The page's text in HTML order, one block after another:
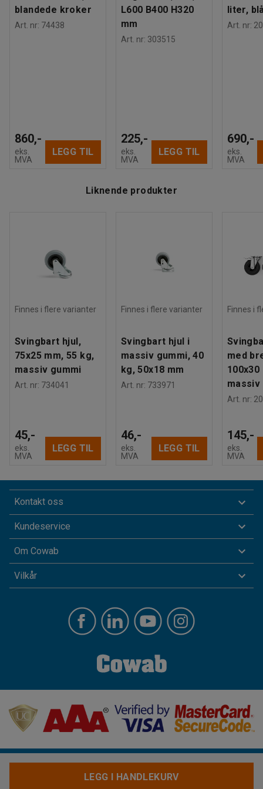
blandede kroker
Art. nr: 74438
860,-
eks.
MVA
LEGG TIL
L600 B400 H320
mm
Art. nr: 303515
225,-
eks.
MVA
LEGG TIL
liter,
Art. nr:
690,-
eks.
MVA
Liknende produkter
Finnes i flere varianter
Svingbart hjul,
75x25 mm, 55 kg,
massiv gummi
Art. nr: 734041
45,-
eks.
MVA
LEGG TIL
Finnes i flere varianter
Svingbart hjul i
massiv gummi, 40
kg, 50x18 mm
Art. nr: 733971
46,-
eks.
MVA
LEGG TIL
Finnes i
med
100x30
massiv
Art. nr:
145,-
eks.
MVA
Kontakt oss
Kundeservice
Om Cowab
Vilkår
LEGG I HANDLEKURV